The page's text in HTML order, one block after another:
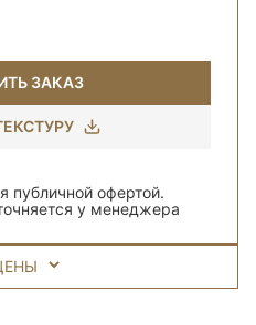
ЗАКАЗ
публичной офертой.
у менеджера